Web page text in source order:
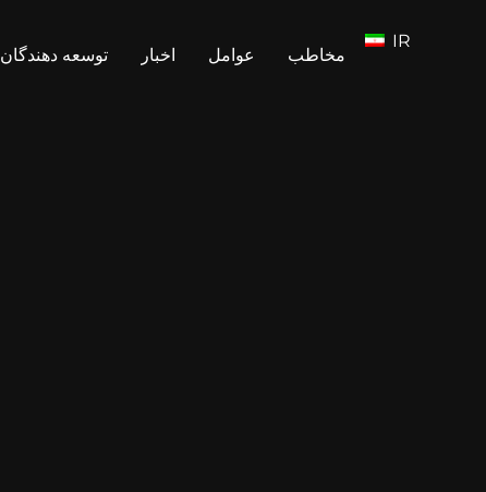
توسعه دهندگان اخبار عوامل مخاطب
IR